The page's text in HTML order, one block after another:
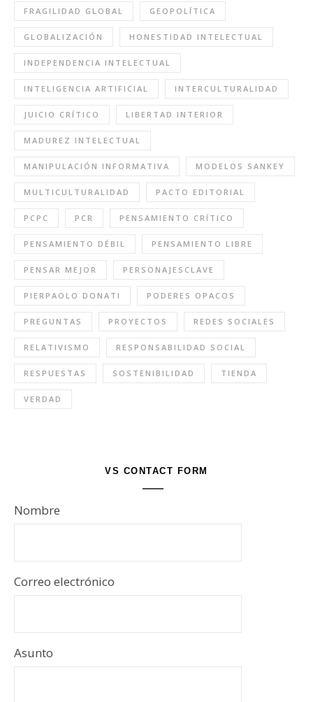
FRAGILIDAD GLOBAL GEOPOLÍTICA
GLOBALIZACIÓN HONESTIDAD INTELECTUAL
INDEPENDENCIA INTELECTUAL
INTELIGENCIA ARTIFICIAL INTERCULTURALIDAD
JUICIO CRÍTICO LIBERTAD INTERIOR
MADUREZ INTELECTUAL
MANIPULACIÓN INFORMATIVA MODELOS SANKEY
MULTICULTURALIDAD PACTO EDITORIAL
PCPC PCR PENSAMIENTO CRÍTICO
PENSAMIENTO DÉBIL PENSAMIENTO LIBRE
PENSAR MEJOR PERSONAJESCLAVE
PIERPAOLO DONATI PODERES OPACOS
PREGUNTAS PROYECTOS REDES SOCIALES
RELATIVISMO RESPONSABILIDAD SOCIAL
RESPUESTAS SOSTENIBILIDAD TIENDA
VERDAD
VS CONTACT FORM
Nombre
Correo electrónico
Asunto